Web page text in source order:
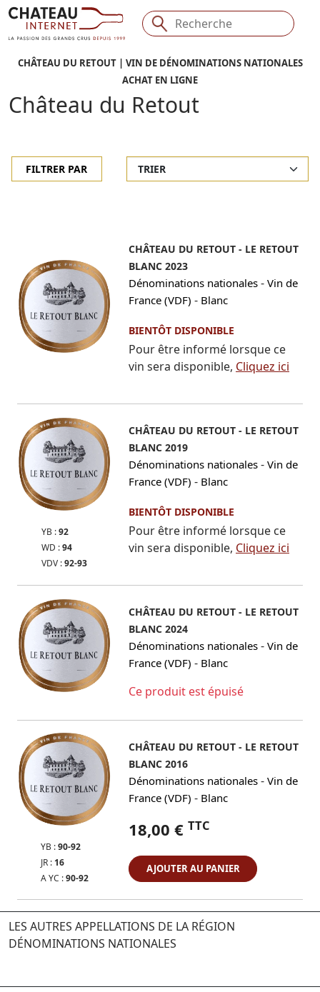
CHÂTEAU DU RETOUT | VIN DE DÉNOMINATIONS NATIONALES
ACHAT EN LIGNE
Château du Retout
FILTRER PAR
CHÂTEAU DU RETOUT - LE RETOUT
BLANC 2023
Dénominations nationales - Vin de
France (VDF) - Blanc
BIENTÔT DISPONIBLE
Pour être informé lorsque ce
vin sera disponible, Cliquez ici
YB :92
WD :94
VDV :92-93
CHÂTEAU DU RETOUT - LE RETOUT
BLANC 2019
Dénominations nationales - Vin de
France (VDF) - Blanc
BIENTÔT DISPONIBLE
Pour être informé lorsque ce
vin sera disponible, Cliquez ici
CHÂTEAU DU RETOUT - LE RETOUT
BLANC 2024
Dénominations nationales - Vin de
France (VDF) - Blanc
Ce produit est épuisé
YB :90-92
JR : 16
A YC :90-92
CHÂTEAU DU RETOUT - LE RETOUT
BLANC 2016
Dénominations nationales - Vin de
France (VDF) - Blanc
18,00 € TTC
AJOUTER AU PANIER
LES AUTRES APPELLATIONS DE LA RÉGION
DÉNOMINATIONS NATIONALES